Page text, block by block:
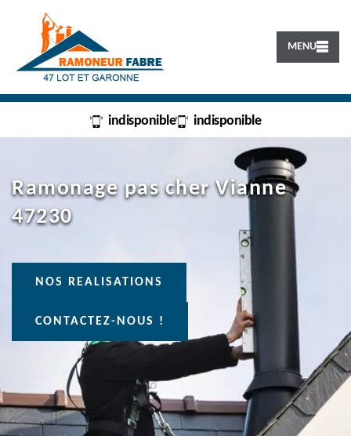
MENU
indisponible indisponible
Ramonage pas cher Vianne
47230
NOS REALISATIONS
CONTACTEZ-NOUS !